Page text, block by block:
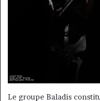
Le groupe Baladis